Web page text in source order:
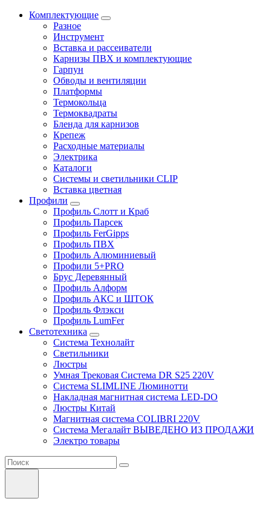
Комплектующие
Разное
Инструмент
Вставка и рассеиватели
Карнизы ПВХ и комплектующие
Гарпун
Обводы и вентиляции
Платформы
Термокольца
Термоквадраты
Бленда для карнизов
Крепеж
Расходные материалы
Электрика
Каталоги
Системы и светильники CLIP
Вставка цветная
Профили
Профиль Слотт и Краб
Профиль Парсек
Профиль FerGipps
Профиль ПВХ
Профиль Алюминиевый
Профили 5+PRO
Брус Деревянный
Профиль Алформ
Профиль АКС и ШТОК
Профиль Флэкси
Профиль LumFer
Светотехника
Система Технолайт
Светильники
Люстры
Умная Трековая Система DR S25 220V
Система SLIMLINE Люминотти
Накладная магнитная система LED-DO
Люстры Китай
Магнитная система COLIBRI 220V
Система Мегалайт ВЫВЕДЕНО ИЗ ПРОДАЖИ
Электро товары